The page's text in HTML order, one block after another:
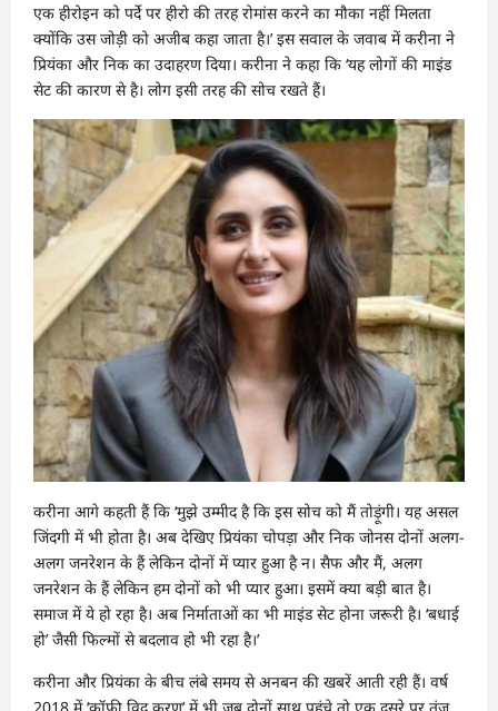
एक हीरोइन को पर्दे पर हीरो की तरह रोमांस करने का मौका नहीं मिलता
क्योंकि उस जोड़ी को अजीब कहा जाता है।’ इस सवाल के जवाब में करीना ने
प्रियंका और निक का उदाहरण दिया। करीना ने कहा कि ‘यह लोगों की माइंड
सेट की कारण से है। लोग इसी तरह की सोच रखते हैं।
करीना आगे कहती हैं कि ‘मुझे उम्मीद है कि इस सोच को मैं तोड़ूंगी। यह असल
जिंदगी में भी होता है। अब देखिए प्रियंका चोपड़ा और निक जोनस दोनों अलग-
अलग जनरेशन के हैं लेकिन दोनों में प्यार हुआ है न। सैफ और मैं, अलग
जनरेशन के हैं लेकिन हम दोनों को भी प्यार हुआ। इसमें क्या बड़ी बात है।
समाज में ये हो रहा है। अब निर्माताओं का भी माइंड सेट होना जरूरी है। ‘बधाई
हो’ जैसी फिल्मों से बदलाव हो भी रहा है।’
करीना और प्रियंका के बीच लंबे समय से अनबन की खबरें आती रही हैं। वर्ष